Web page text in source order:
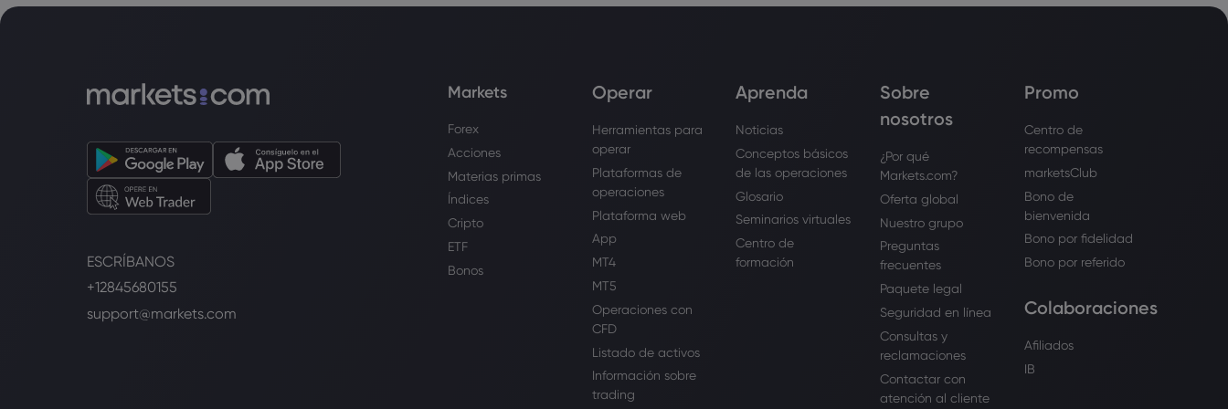
ESCRÍBANOS
+12845680155
support@markets.com
Markets
Forex
Acciones
Materias primas
Índices
Cripto
ETF
Bonos
Operar
Herramientas para
operar
Plataformas de
operaciones
Plataforma web
App
MT4
MT5
Operaciones con
CFD
Listado de activos
Información sobre
trading
Aprenda
Noticias
Conceptos básicos
de las operaciones
Glosario
Seminarios virtuales
Centro de
formación
Sobre
nosotros
¿Por qué
Markets.com?
Oferta global
Nuestro grupo
Preguntas
frecuentes
Paquete legal
Seguridad en línea
Consultas y
reclamaciones
Contactar con
atención al cliente
Promo
Centro de
recompensas
marketsClub
Bono de
bienvenida
Bono por fidelidad
Bono por referido
Colaboraciones
Afiliados
IB